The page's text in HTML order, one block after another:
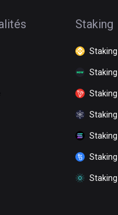
Staking
Staking
Staking
Staking
Staking